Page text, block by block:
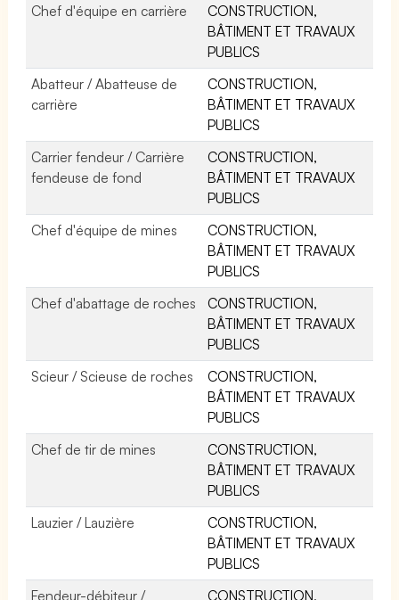
Chef d'équipe en carrière
CONSTRUCTION,
BÂTIMENT ET TRAVAUX
PUBLICS
Abatteur / Abatteuse de
carrière
CONSTRUCTION,
BÂTIMENT ET TRAVAUX
PUBLICS
Carrier fendeur / Carrière
fendeuse de fond
CONSTRUCTION,
BÂTIMENT ET TRAVAUX
PUBLICS
Chef d'équipe de mines
CONSTRUCTION,
BÂTIMENT ET TRAVAUX
PUBLICS
Chef d'abattage de roches
CONSTRUCTION,
BÂTIMENT ET TRAVAUX
PUBLICS
Scieur / Scieuse de roches
CONSTRUCTION,
BÂTIMENT ET TRAVAUX
PUBLICS
Chef de tir de mines
CONSTRUCTION,
BÂTIMENT ET TRAVAUX
PUBLICS
Lauzier / Lauzière
CONSTRUCTION,
BÂTIMENT ET TRAVAUX
PUBLICS
Fendeur-débiteur /
CONSTRUCTION,